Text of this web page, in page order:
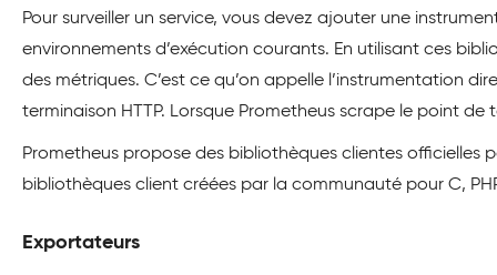
Pour surveiller un service, vous devez ajouter une
environnements d’exécution courants. En utilisant ces
des métriques. C’est ce qu’on appelle l’instrumentation
terminaison HTTP. Lorsque Prometheus scrape le point
Prometheus propose des bibliothèques clientes officielles
bibliothèques client créées par la communauté pour C,
Exportateurs